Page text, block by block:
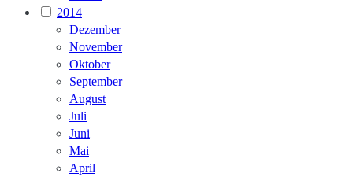
2014
Dezember
November
Oktober
September
August
Juli
Juni
Mai
April